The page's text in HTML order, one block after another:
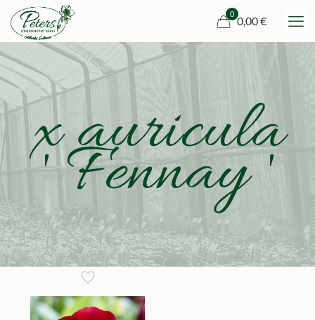
0
0,00 €
x auricula
' Fennay '